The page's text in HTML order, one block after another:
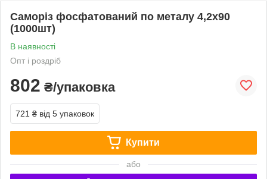
Саморіз фосфатований по металу 4,2х90
(1000шт)
В наявності
Опт і роздріб
802 ₴/упаковка
721 ₴ від 5 упаковок
Купити
або